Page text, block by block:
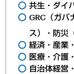
共生・ダイ
GRC（ガバ
ス）・防災
経済・産業
医療・介護
自治体経営